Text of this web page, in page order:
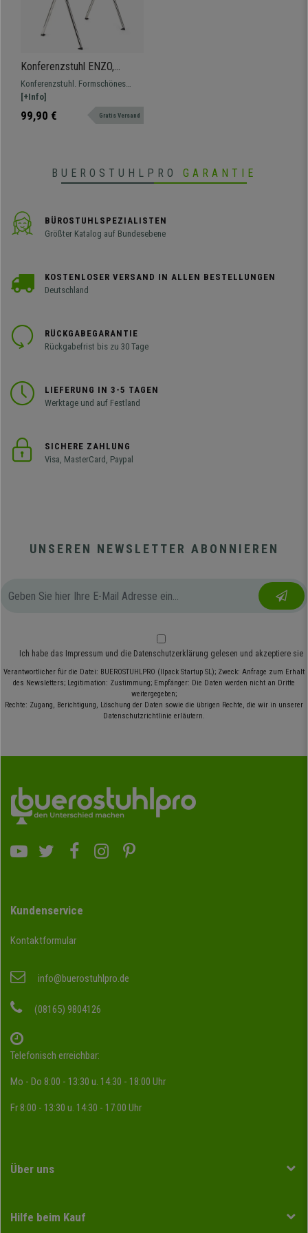
Konferenzstuhl ENZO,
bequem, praktisch und
stapelbar, Farbe Blau
Konferenzstuhl. Formschönes
Design. Praktische und leichte
Handhabung. In verschiedenen
Farben und Versionen erhältlich.
[+Info]
99,90 € Gratis Versand
BUEROSTUHLPRO GARANTIE
BÜROSTUHLSPEZIALISTEN
Größter Katalog auf Bundesebene
KOSTENLOSER VERSAND IN ALLEN BESTELLUNGEN
Deutschland
RÜCKGABEGARANTIE
Rückgabefrist bis zu 30 Tage
LIEFERUNG IN 3-5 TAGEN
Werktage und auf Festland
SICHERE ZAHLUNG
Visa, MasterCard, Paypal
UNSEREN NEWSLETTER ABONNIEREN
Ich habe das Impressum und die Datenschutzerklärung gelesen und akzeptiere sie
Verantwortlicher für die Datei: BUEROSTUHLPRO (Ilpack Startup SL); Zweck: Anfrage zum Erhalt
des Newsletters; Legitimation: Zustimmung; Empfänger: Die Daten werden nicht an Dritte
weitergegeben;
Rechte: Zugang, Berichtigung, Löschung der Daten sowie die übrigen Rechte, die wir in unserer
Datenschutzrichtlinie erläutern.
Kundenservice
Kontaktformular
info@buerostuhlpro.de
(08165) 9804126
Telefonisch erreichbar:
Mo - Do 8:00 - 13:30 u. 14:30 - 18:00 Uhr
Fr 8:00 - 13:30 u. 14:30 - 17:00 Uhr
Über uns
Hilfe beim Kauf